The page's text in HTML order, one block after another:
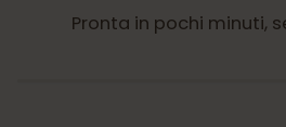
Pronta in pochi minuti,